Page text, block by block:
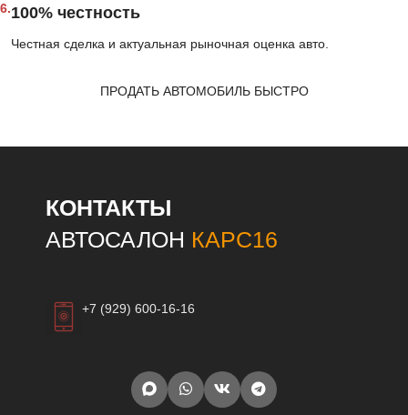
6.100% честность
Честная сделка и актуальная рыночная оценка авто.
ПРОДАТЬ АВТОМОБИЛЬ БЫСТРО
КОНТАКТЫ
АВТОСАЛОН КАРС16
+7 (929) 600-16-16